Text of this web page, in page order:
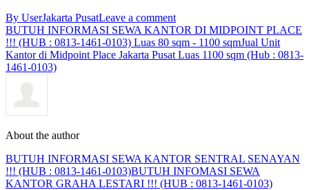
By UserJakarta PusatLeave a comment
BUTUH INFORMASI SEWA KANTOR DI MIDPOINT PLACE
!!! (HUB : 0813-1461-0103) Luas 80 sqm - 1100 sqmJual Unit
Kantor di Midpoint Place Jakarta Pusat Luas 1100 sqm (Hub : 0813-
1461-0103)
About the author
BUTUH INFORMASI SEWA KANTOR SENTRAL SENAYAN
!!! (HUB : 0813-1461-0103)BUTUH INFOMASI SEWA
KANTOR GRAHA LESTARI !!! (HUB : 0813-1461-0103)